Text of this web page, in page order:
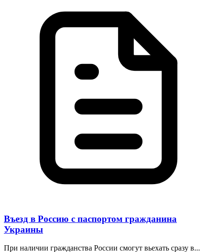
Въезд в Россию с паспортом гражданина
Украины
При наличии гражданства России смогут вьехать сразу в...